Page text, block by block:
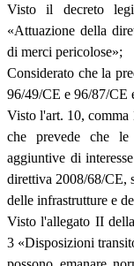
Visto il decreto
«Attuazione della
di merci pericolose»;
Considerato che la
96/49/CE e 96/87/CE
Visto l'art. 10, comma
che prevede che le
aggiuntive di
direttiva 2008/68/CE,
delle infrastrutture e
Visto l'allegato II
3 «Disposizioni